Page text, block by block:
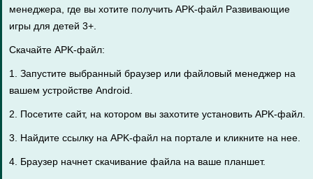
менеджера, где вы хотите получить APK-файл Развивающие
игры для детей 3+.
Скачайте APK-файл:
1. Запустите выбранный браузер или файловый менеджер на
вашем устройстве Android.
2. Посетите сайт, на котором вы захотите установить APK-файл.
3. Найдите ссылку на APK-файл на портале и кликните на нее.
4. Браузер начнет скачивание файла на ваше планшет.